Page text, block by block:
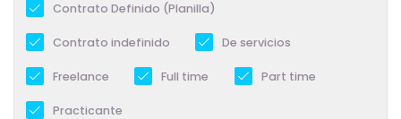
Contrato Definido (Planilla)
Contrato indefinido De servicios
Freelance Full time Part time
Practicante